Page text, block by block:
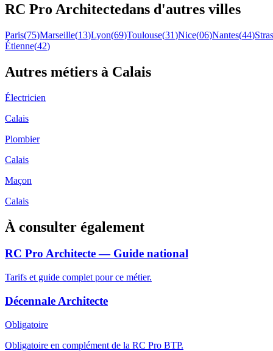
RC Pro Architectedans d'autres villes
Paris(75)Marseille(13)Lyon(69)Toulouse(31)Nice(06)Nantes(44)
Étienne(42)
Autres métiers à Calais
Électricien
Calais
Plombier
Calais
Maçon
Calais
À consulter également
RC Pro Architecte — Guide national
Tarifs et guide complet pour ce métier.
Décennale Architecte
Obligatoire
Obligatoire en complément de la RC Pro BTP.